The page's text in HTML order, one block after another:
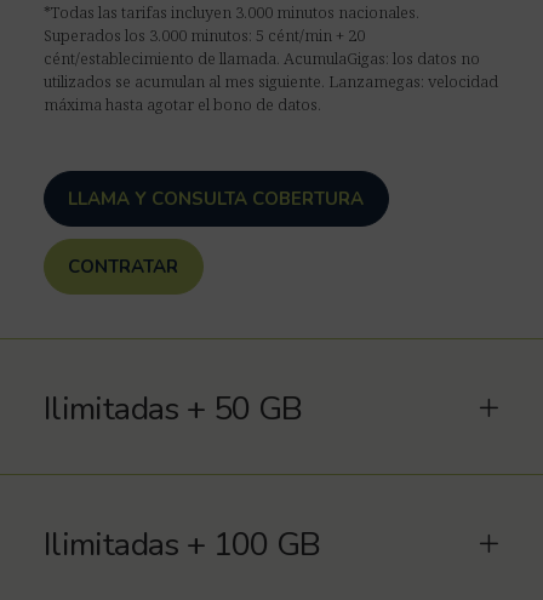
*Todas las tarifas incluyen 3.000 minutos nacionales.
Superados los 3.000 minutos: 5 cént/min + 20
cént/establecimiento de llamada. AcumulaGigas: los datos no
utilizados se acumulan al mes siguiente. Lanzamegas: velocidad
máxima hasta agotar el bono de datos.
LLAMA Y CONSULTA COBERTURA
CONTRATAR
Ilimitadas + 50 GB
Ilimitadas + 100 GB